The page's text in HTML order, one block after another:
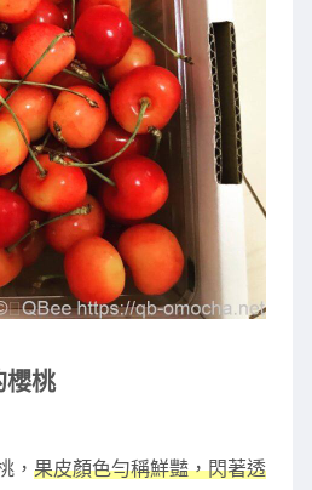
櫻桃
， 果皮顏色勻稱鮮豔，閃著透